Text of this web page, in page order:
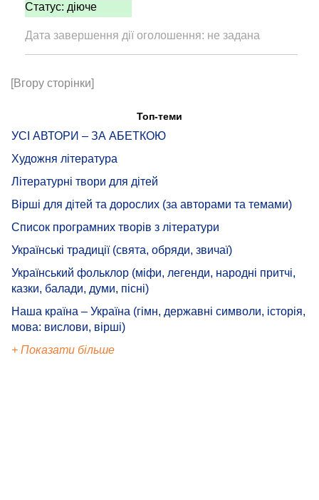
Статус: діюче
Дата завершення дії оголошення: не задана
[Вгору сторінки]
Топ-теми
УСІ АВТОРИ – ЗА АБЕТКОЮ
Художня література
Літературні твори для дітей
Вірші для дітей та дорослих (за авторами та темами)
Список програмних творів з літератури
Українські традиції (свята, обряди, звичаї)
Український фольклор (міфи, легенди, народні притчі,
казки, балади, думи, пісні)
Наша країна – Україна (гімн, державні символи, історія,
мова: вислови, вірші)
+ Показати більше